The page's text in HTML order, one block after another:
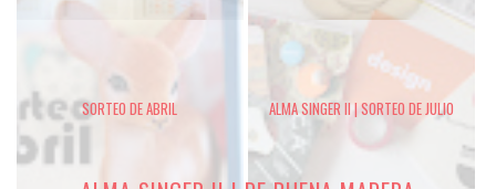
SORTEO DE ABRIL ALMA SINGER II | SORTEO DE JULIO